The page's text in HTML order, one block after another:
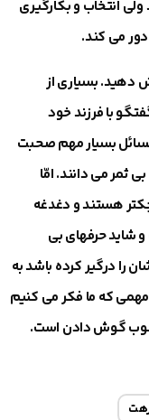
انتخاب و بکارگیری
دور می کند.
دهید. بسیاری از
با فرزند خود
بسیار مهم صحبت
ثمر می دانند. امّا
هستند و دغدغه
شاید حرفهای بی
را درگیر کرده باشد به
که ما فکر می کنیم
خوب گوش دادن است.